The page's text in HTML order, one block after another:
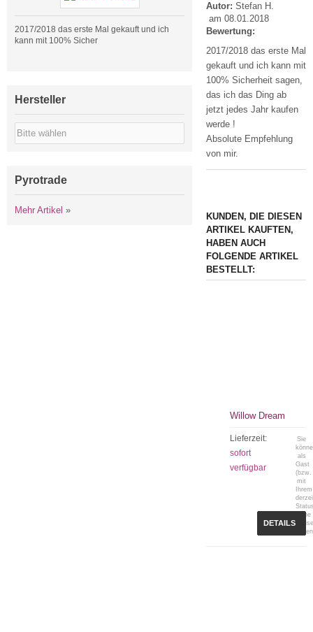
Autor: Stefan H.
am 08.01.2018
Bewertung:
2017/2018 das erste Mal
gekauft und ich kann mit
100% Sicherheit sagen,
das ich das Ding ab
jetzt jedes Jahr kaufen
werde !
Absolute Empfehlung
von mir.
KUNDEN, DIE DIESEN
ARTIKEL KAUFTEN,
HABEN AUCH
FOLGENDE ARTIKEL
BESTELLT:
Willow Dream
Lieferzeit:
sofort
verfügbar
Sie
als
Gast
(bzw.
mit
Ihrem
keine
DETAILS
2017/2018 das erste Mal gekauft und ich
kann mit 100% Sicher
Hersteller
Pyrotrade
Mehr Artikel »